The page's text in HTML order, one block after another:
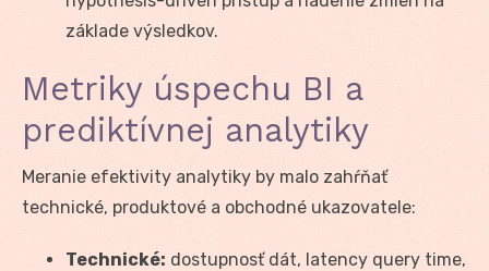
základe výsledkov.
Metriky úspechu BI a
prediktívnej analytiky
Meranie efektivity analytiky by malo zahŕňať
technické, produktové a obchodné ukazovatele:
Technické: dostupnosť dát, latency query time,